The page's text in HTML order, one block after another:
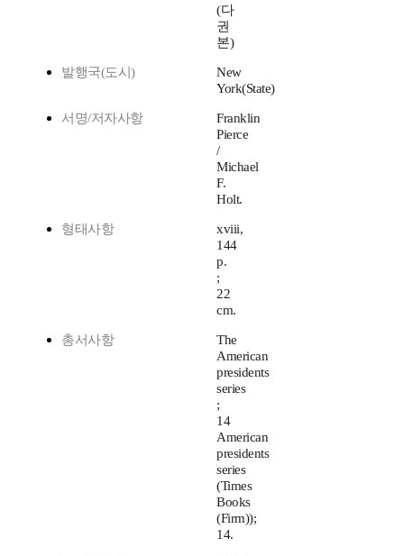
(다
권
본)
발행국(도시)
New
York(State)
서명/저자사항
Franklin
Pierce
/
Michael
F.
Holt.
형태사항
xviii,
144
p.
;
22
cm.
총서사항
The
American
presidents
series
;
14
American
presidents
series
(Times
Books
(Firm));
14.